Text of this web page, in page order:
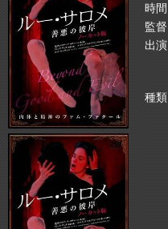
時間
監督
出演
種類